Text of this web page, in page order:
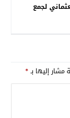
لجمع
مشار إليها بـ*